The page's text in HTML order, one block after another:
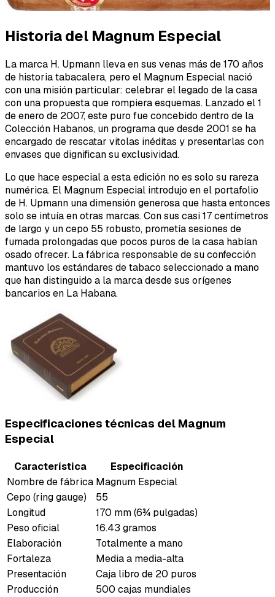
Historia del Magnum Especial
La marca H. Upmann lleva en sus venas más de 170 años
de historia tabacalera, pero el Magnum Especial nació
con una misión particular: celebrar el legado de la casa
con una propuesta que rompiera esquemas. Lanzado el 1
de enero de 2007, este puro fue concebido dentro de la
Colección Habanos, un programa que desde 2001 se ha
encargado de rescatar vitolas inéditas y presentarlas con
envases que dignifican su exclusividad.
Lo que hace especial a esta edición no es solo su rareza
numérica. El Magnum Especial introdujo en el portafolio
de H. Upmann una dimensión generosa que hasta entonces
solo se intuía en otras marcas. Con sus casi 17 centímetros
de largo y un cepo 55 robusto, prometía sesiones de
fumada prolongadas que pocos puros de la casa habían
osado ofrecer. La fábrica responsable de su confección
mantuvo los estándares de tabaco seleccionado a mano
que han distinguido a la marca desde sus orígenes
bancarios en La Habana.
Especificaciones técnicas del Magnum
Especial
Característica
Especificación
Nombre de fábrica Magnum Especial
Cepo (ring gauge)
55
Longitud
170 mm (6¾ pulgadas)
Peso oficial
16.43 gramos
Elaboración
Totalmente a mano
Fortaleza
Media a media-alta
Presentación
Caja libro de 20 puros
Producción
500 cajas mundiales